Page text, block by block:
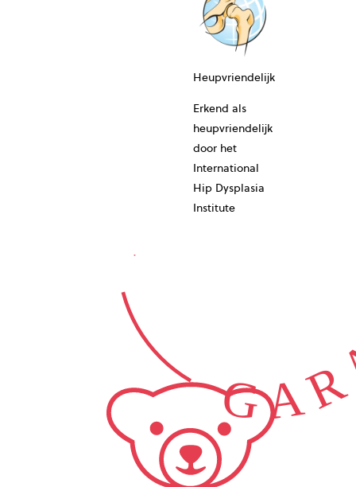
Heupvriendelijk
Erkend als
heupvriendelijk
door het
International
Hip Dysplasia
Institute
10-JAAR